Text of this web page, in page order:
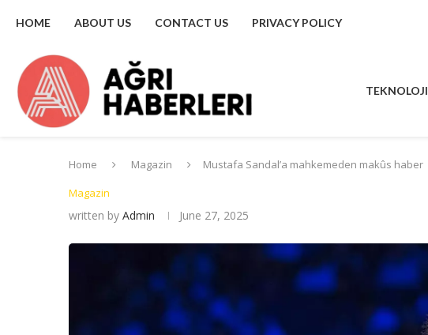
HOME ABOUT US CONTACT US PRIVACY POLICY
TEKNOLOJI
Home Magazin
Mustafa Sandal’a mahkemeden makûs haber
Magazin
written by Admin June 27, 2025